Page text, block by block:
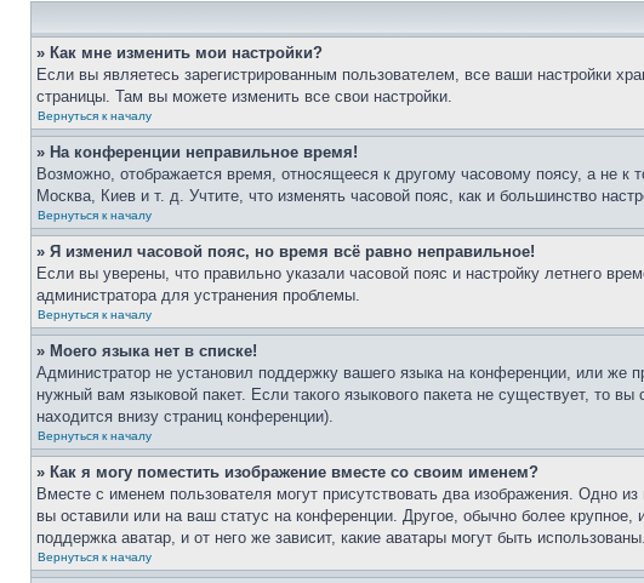
» Как мне изменить мои настройки?
Если вы являетесь зарегистрированным пользователем, все ваши настройки
страницы. Там вы можете изменить все свои настройки.
Вернуться к началу
» На конференции неправильное время!
Возможно, отображается время, относящееся к другому часовому поясу, а не к
Москва, Киев и т. д. Учтите, что изменять часовой пояс, как и большинство
Вернуться к началу
» Я изменил часовой пояс, но время всё равно неправильное!
Если вы уверены, что правильно указали часовой пояс и настройку летнего
администратора для устранения проблемы.
Вернуться к началу
» Моего языка нет в списке!
Администратор не установил поддержку вашего языка на конференции, или же
нужный вам языковой пакет. Если такого языкового пакета не существует, то
находится внизу страниц конференции).
Вернуться к началу
» Как я могу поместить изображение вместе со своим именем?
Вместе с именем пользователя могут присутствовать два изображения. Одно
вы оставили или на ваш статус на конференции. Другое, обычно более
поддержка аватар, и от него же зависит, какие аватары могут быть
Вернуться к началу